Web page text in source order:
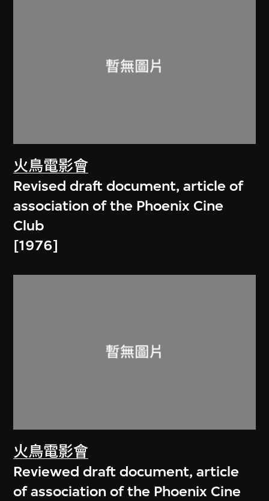
火鳥電影會
Revised draft document, article of
association of the Phoenix Cine
Club
[1976]
火鳥電影會
Reviewed draft document, article
of association of the Phoenix Cine